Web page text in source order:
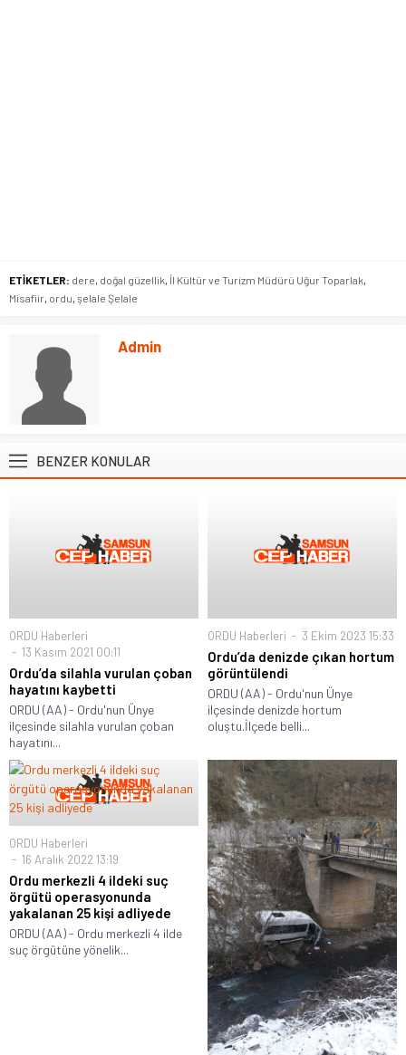
ETİKETLER: dere, doğal güzellik, İl Kültür ve Turizm Müdürü Uğur Toparlak,
Misafiir, ordu, şelale Şelale
Admin
BENZER KONULAR
ORDU Haberleri
13 Kasım 2021 00:11
Ordu’da silahla vurulan çoban
hayatını kaybetti
ORDU (AA) - Ordu'nun Ünye
ilçesinde silahla vurulan çoban
hayatını...
ORDU Haberleri 3 Ekim 2023 15:33
Ordu’da denizde çıkan hortum
görüntülendi
ORDU (AA) - Ordu'nun Ünye
ilçesinde denizde hortum
oluştu.İlçede belli...
ORDU Haberleri
16 Aralık 2022 13:19
Ordu merkezli 4 ildeki suç
örgütü operasyonunda
yakalanan 25 kişi adliyede
ORDU (AA) - Ordu merkezli 4 ilde
suç örgütüne yönelik...